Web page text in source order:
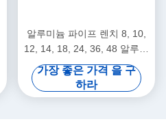
알루미늄 파이프 렌치 8, 10,
12, 14, 18, 24, 36, 48 알루미
늄 합금, Cr -프스틸은 굳게 하
락을 피하기 위한 파이프를 고
정시킵니다
가장 좋은 가격 을 구
하라